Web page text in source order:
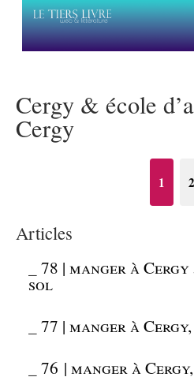
Cergy & école
Cergy
1 2
Articles
_78 | manger à Cergy
sol
_77 | manger à
_76 | manger à